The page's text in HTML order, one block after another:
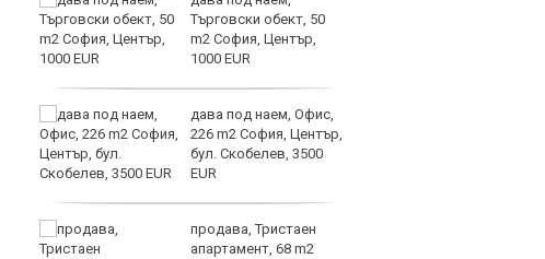
Търговски обект, 50
m2 София, Център,
1000 EUR
дава под наем, Офис,
226 m2 София, Център,
бул. Скобелев, 3500
EUR
продава, Тристаен
апартамент, 68 m2